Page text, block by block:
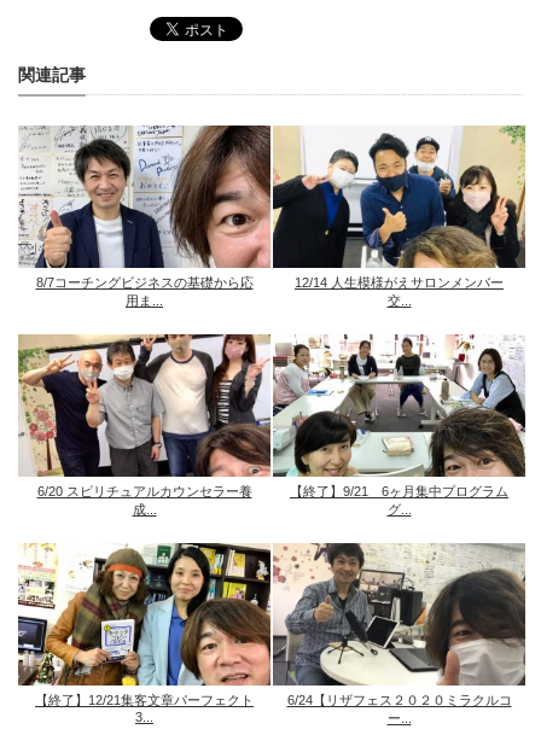
関連記事
8/7コーチングビジネスの基礎から応
用ま...
12/14 人生模様がえサロンメンバー
交...
6/20 スピリチュアルカウンセラー養
成...
【終了】9/21 6ヶ月集中プログラム
グ...
【終了】12/21集客文章パーフェクト
3...
6/24【リザフェス２０２０ミラクルコ
ー...